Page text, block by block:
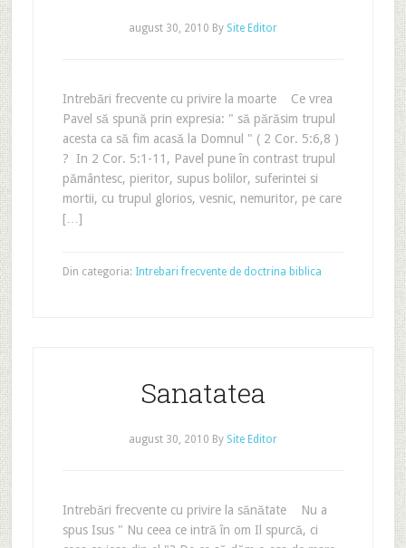
august 30, 2010 By Site Editor
Intrebări frecvente cu privire la moarte Ce vrea
Pavel să spună prin expresia: " să părăsim trupul
acesta ca să fim acasă la Domnul " ( 2 Cor. 5:6,8 )
? In 2 Cor. 5:1-11, Pavel pune în contrast trupul
pământesc, pieritor, supus bolilor, suferintei si
mortii, cu trupul glorios, vesnic, nemuritor, pe care
[…]
Din categoria: Intrebari frecvente de doctrina biblica
Sanatatea
august 30, 2010 By Site Editor
Intrebări frecvente cu privire la sănătate Nu a
spus Isus " Nu ceea ce intră în om Il spurcă, ci